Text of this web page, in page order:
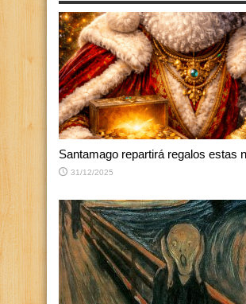
Santamago repartirá regalos estas
31/12/2025